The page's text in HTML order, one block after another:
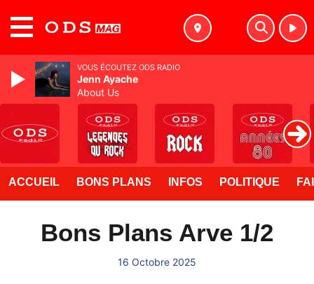
ACCUEIL BONS PLANS INFOS POLITIQUE
Bons Plans Arve 1/2
16 Octobre 2025
VOUS ÉCOUTEZ ODS RADIO
Jenn Ayache
About Us